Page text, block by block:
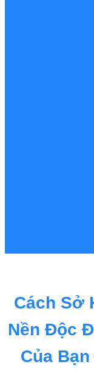
Cách Sở
Nền Độc
Của